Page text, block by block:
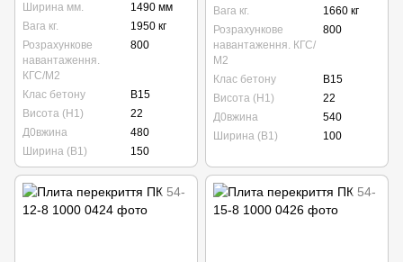
Ширина мм.
1490 мм
Вага кг.
1950 кг
Розрахункове
навантаження.
КГС/М2
800
Клас бетону
B15
Висота (Н1)
22
Д0вжина
480
Ширина (В1)
150
Вага кг.
1660 кг
Розрахункове
навантаження. КГС/
М2
800
Клас бетону
B15
Висота (Н1)
22
Д0вжина
540
Ширина (В1)
100